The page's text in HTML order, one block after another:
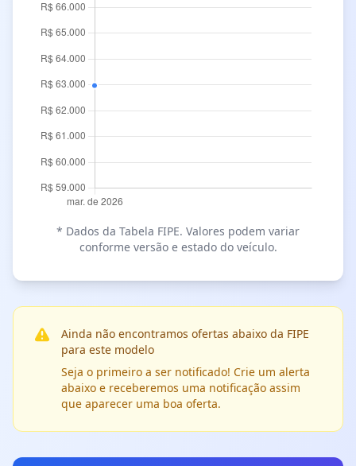
* Dados da Tabela FIPE. Valores podem variar
conforme versão e estado do veículo.
Ainda não encontramos ofertas abaixo da FIPE
para este modelo
Seja o primeiro a ser notificado! Crie um alerta
abaixo e receberemos uma notificação assim
que aparecer uma boa oferta.